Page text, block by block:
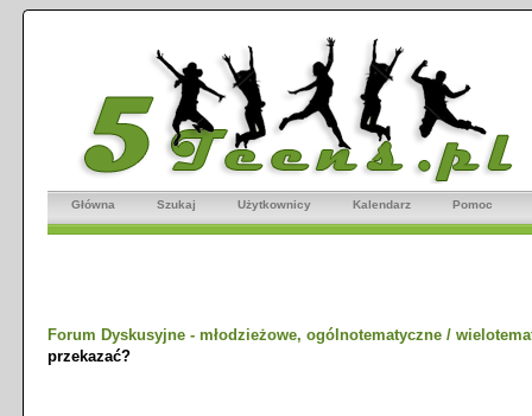
Główna Szukaj Użytkownicy Kalendarz Pomoc
Forum Dyskusyjne - młodzieżowe, ogólnotematyczne /
przekazać?